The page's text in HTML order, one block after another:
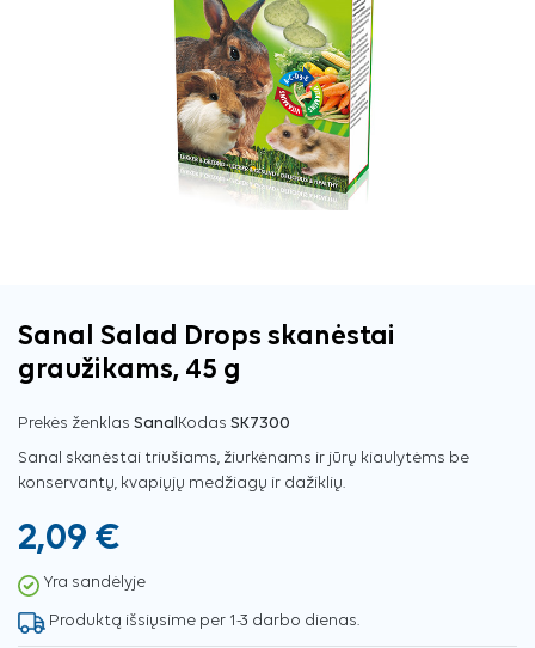
Sanal Salad Drops skanėstai
graužikams, 45 g
Prekės ženklas SanalKodas SK7300
Sanal skanėstai triušiams, žiurkėnams ir jūrų kiaulytėms be
konservantų, kvapiųjų medžiagų ir dažiklių.
2,09 €
Yra sandėlyje
Produktą išsiųsime per 1-3 darbo dienas.